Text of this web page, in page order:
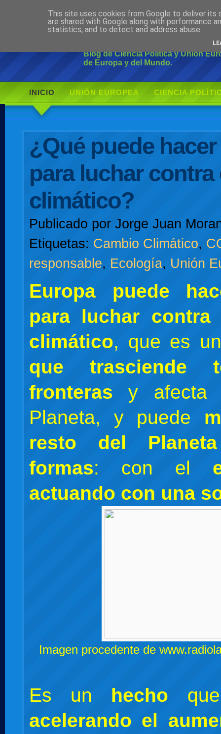
Ciudadano
Blog de Ciencia Política y Unión
de Europa y del Mundo.
INICIO UNIÓN EUROPEA CIENCIA
¿Qué puede
para luchar contra
climático?
Publicado por Jorge Juan
Etiquetas: Cambio Climático,
responsable, Ecología, Unión
Europa puede
para luchar contra
climático, que es
que trasciende
fronteras y afecta
Planeta, y puede
resto del
formas: con el
actuando con una
Imagen procedente de
Es un hecho
acelerando el
This site uses cookies from Google to deliver its
are shared with Google along with performance
statistics, and to detect and address abuse.